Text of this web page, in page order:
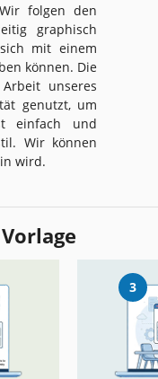
folgen den
graphisch
mit einem
können. Die
unseres
genutzt, um
einfach und
Wir können
wird.
3